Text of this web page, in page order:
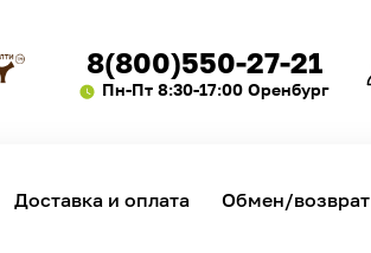
8(800)550-27-21
Пн-Пт 8:30-17:00 Оренбург
Доставка и оплата Обмен/возврат